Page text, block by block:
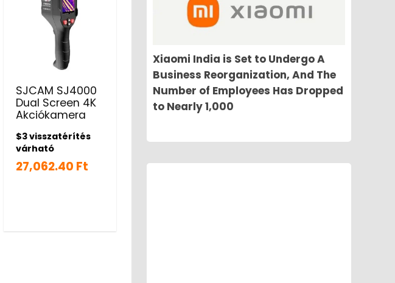
SJCAM SJ4000
Dual Screen 4K
Akciókamera
$3 visszatérítés
várható
27,062.40 Ft
Xiaomi India is Set to Undergo A
Business Reorganization, And The
Number of Employees Has Dropped
to Nearly 1,000